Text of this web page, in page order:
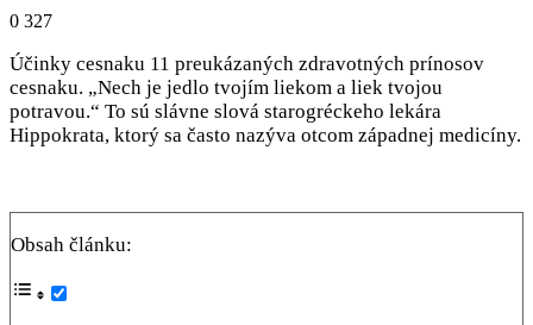
0 327
Účinky cesnaku 11 preukázaných zdravotných prínosov
cesnaku. „Nech je jedlo tvojím liekom a liek tvojou
potravou.“ To sú slávne slová starogréckeho lekára
Hippokrata, ktorý sa často nazýva otcom západnej medicíny.
Obsah článku: